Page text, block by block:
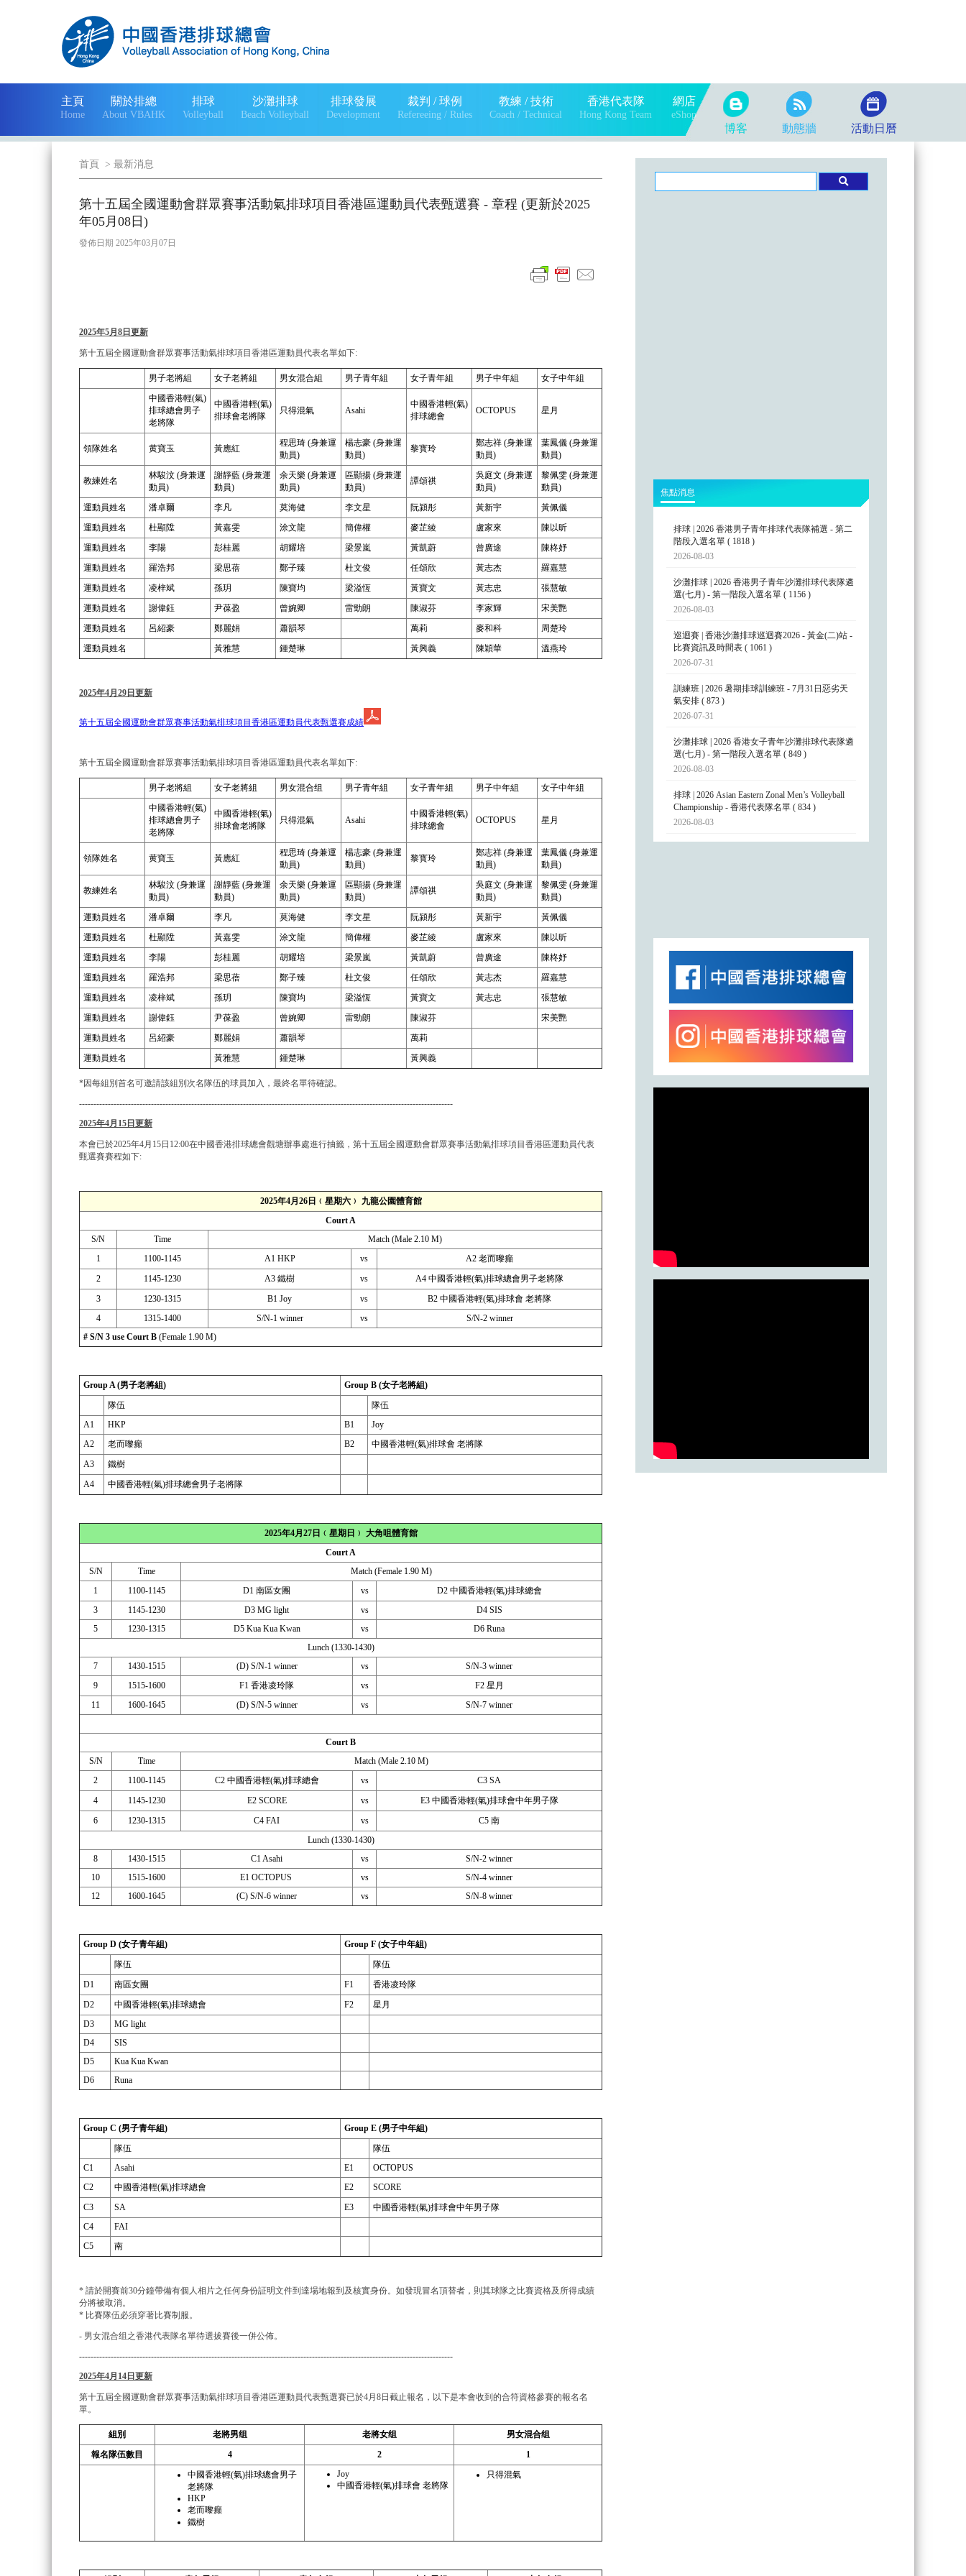
主頁
Home
關於排總
About VBAHK
排球
Volleyball
沙灘排球
Beach Volleyball
排球發展
Development
裁判 / 球例
Refereeing / Rules
教練 / 技術
Coach / Technical
香港代表隊
Hong Kong Team
網店
eShop
博客 動態牆 活動日曆
首頁 > 最新消息
第十五屆全國運動會群眾賽事活動氣排球項目香港區運動員代表甄選賽 - 章程 (更新於2025
年05月08日)
發佈日期 2025年03月07日
2025年5月8日更新
第十五屆全國運動會群眾賽事活動氣排球項目香港區運動員代表名單如下:
男子老將組 女子老將組 男女混合組 男子青年組 女子青年組 男子中年組
女子中年組
中國香港輕(氣)
排球總會男子
老將隊
中國香港輕(氣)
排球會老將隊
只得混氣 Asahi
中國香港輕(氣)
排球總會
OCTOPUS 星月
領隊姓名 黄寶玉 黃應紅
程思琦 (身兼運
動員)
楊志豪 (身兼運
動員)
黎寳玲
鄭志祥 (身兼運
動員)
葉鳳儀 (身兼運
動員)
教練姓名
林駿汶 (身兼運
動員)
謝靜藍 (身兼運
動員)
余天樂 (身兼運
動員)
區顯揚 (身兼運
動員)
譚頌祺
吳庭文 (身兼運
動員)
黎佩雯 (身兼運
動員)
運動員姓名
潘卓爾 李凡 莫海健 李文星 阮潁彤 黃新宇
黃佩儀
運動員姓名
杜顯陞 黃嘉雯 涂文龍 簡偉權 麥芷綾 盧家來
陳以昕
運動員姓名
李陽 彭桂麗 胡耀培 梁景嵐 黃凱蔚 曾廣途
陳柊妤
運動員姓名
羅浩邦 梁思蓓 鄭子臻 杜文俊 任頌欣 黃志杰
羅嘉慧
運動員姓名
凌梓斌 孫玥 陳寶均 梁溢恆 黃寶文 黃志忠
張慧敏
運動員姓名
謝偉鈺 尹葆盈 曾婉卿 雷勁朗 陳淑芬 李家輝
宋美艷
運動員姓名
呂紹豪 鄭麗娟 蕭韻琴 萬莉 麥和科
周楚玲
運動員姓名
黃雅慧 鍾楚琳 黃興義 陳穎華 溫燕玲
2025年4月29日更新
第十五屆全國運動會群眾賽事活動氣排球項目香港區運動員代表甄選賽成績
第十五屆全國運動會群眾賽事活動氣排球項目香港區運動員代表名單如下:
男子老將組 女子老將組 男女混合组 男子青年組 女子青年組 男子中年組
女子中年組
中國香港輕(氣)
排球總會男子
老將隊
中國香港輕(氣)
排球會老將隊
只得混氣 Asahi
中國香港輕(氣)
排球總會
OCTOPUS 星月
領隊姓名 黄寶玉 黃應紅
程思琦 (身兼運
動員)
楊志豪 (身兼運
動員)
黎寳玲
鄭志祥 (身兼運
動員)
葉鳳儀 (身兼運
動員)
教練姓名
林駿汶 (身兼運
動員)
謝靜藍 (身兼運
動員)
余天樂 (身兼運
動員)
區顯揚 (身兼運
動員)
譚頌祺
吳庭文 (身兼運
動員)
黎佩雯 (身兼運
動員)
運動員姓名
潘卓爾 李凡 莫海健 李文星 阮潁彤 黃新宇
黃佩儀
運動員姓名
杜顯陞 黃嘉雯 涂文龍 簡偉權 麥芷綾 盧家來
陳以昕
運動員姓名
李陽 彭桂麗 胡耀培 梁景嵐 黃凱蔚 曾廣途
陳柊妤
運動員姓名
羅浩邦 梁思蓓 鄭子臻 杜文俊 任頌欣 黃志杰
羅嘉慧
運動員姓名
凌梓斌 孫玥 陳寶均 梁溢恆 黃寶文 黃志忠
張慧敏
運動員姓名
謝偉鈺 尹葆盈 曾婉卿 雷勁朗 陳淑芬
宋美艷
運動員姓名
呂紹豪 鄭麗娟 蕭韻琴
萬莉
運動員姓名
黃雅慧 鍾楚琳 黃興義
*因每組別首名可邀請該組別次名隊伍的球員加入，最終名單待確認。
----------------------------------------------------------------------------------------------------------------------------------
2025年4月15日更新
本會已於2025年4月15日12:00在中國香港排球總會觀塘辦事處進行抽籤，第十五屆全國運動會群眾賽事活動氣排球項目香港區運動員代表
甄選賽賽程如下:
2025年4月26日﹙星期六﹚ 九龍公園體育館
Court A
S/N
Time
Match (Male 2.10 M)
1
1100-1145 A1 HKP vs
A2 老而嚟癲
2
1145-1230 A3 鐵樹 vs
A4 中國香港輕(氣)排球總會男子老將隊
3
1230-1315 B1 Joy vs
B2 中國香港輕(氣)排球會 老將隊
4
1315-1400 S/N-1 winner vs
S/N-2 winner
# S/N 3 use Court B (Female 1.90 M)
Group A (男子老將組)
Group B (女子老將組)
隊伍
隊伍
A1
HKP B1
Joy
A2
老而嚟癲 B2
中國香港輕(氣)排球會 老將隊
A3
鐵樹
A4
中國香港輕(氣)排球總會男子老將隊
2025年4月27日﹙星期日﹚ 大角咀體育館
Court A
S/N
Time
Match (Female 1.90 M)
1
1100-1145 D1 南區女團 vs
D2 中國香港輕(氣)排球總會
3
1145-1230 D3 MG light vs
D4 SIS
5
1230-1315 D5 Kua Kua Kwan vs
D6 Runa
Lunch (1330-1430)
7
1430-1515 (D) S/N-1 winner vs
S/N-3 winner
9
1515-1600 F1 香港凌玲隊 vs
F2 星月
11
1600-1645 (D) S/N-5 winner vs S/N-7 winner
Court B
S/N
Time
Match (Male 2.10 M)
2
1100-1145 C2 中國香港輕(氣)排球總會 vs
C3 SA
4
1145-1230 E2 SCORE vs
E3 中國香港輕(氣)排球會中年男子隊
6
1230-1315 C4 FAI vs
C5 南
Lunch (1330-1430)
8
1430-1515 C1 Asahi vs
S/N-2 winner
10
1515-1600 E1 OCTOPUS vs
S/N-4 winner
12
1600-1645 (C) S/N-6 winner vs S/N-8 winner
Group D (女子青年組)
Group F (女子中年組)
隊伍
隊伍
D1
南區女團 F1
香港凌玲隊
D2
中國香港輕(氣)排球總會 F2
星月
D3
MG light
D4
SIS
D5
Kua Kua Kwan
D6
Runa
Group C (男子青年組)
Group E (男子中年組)
隊伍
隊伍
C1
Asahi E1
OCTOPUS
C2
中國香港輕(氣)排球總會 E2
SCORE
C3
SA E3
中國香港輕(氣)排球會中年男子隊
C4
FAI
C5
南
* 請於開賽前30分鐘帶備有個人相片之任何身份証明文件到達場地報到及核實身份。如發現冒名頂替者，則其球隊之比賽資格及所得成績
分將被取消。
* 比賽隊伍必須穿著比賽制服。
- 男女混合组之香港代表隊名單待選拔賽後一併公佈。
----------------------------------------------------------------------------------------------------------------------------------
2025年4月14 日更新
第十五屆全國運動會群眾賽事活動氣排球項目香港區運動員代表甄選賽已於4月8日截止報名，以下是本會收到的合符資格參賽的報名名
單。
組別 老將男组 老將女组
男女混合组
報名隊伍數目
4 2
1
中國香港輕(氣)排球總會男子
老將隊
HKP
老而嚟癲
鐵樹
Joy
中國香港輕(氣)排球會 老將隊
只得混氣
焦點消息
排球 | 2026 香港男子青年排球代表隊補選 - 第二
階段入選名單 ( 1818 )
2026-08-03
沙灘排球 | 2026 香港男子青年沙灘排球代表隊遴
選(七月) - 第一階段入選名單 ( 1156 )
2026-08-03
巡迴賽 | 香港沙灘排球巡迴賽2026 - 黃金(二)站 -
比賽資訊及時間表 ( 1061 )
2026-07-31
訓練班 | 2026 暑期排球訓練班 - 7月31日惡劣天
氣安排 ( 873 )
2026-07-31
沙灘排球 | 2026 香港女子青年沙灘排球代表隊遴
選(七月) - 第一階段入選名單 ( 849 )
2026-08-03
排球 | 2026 Asian Eastern Zonal Men’s Volleyball
Championship - 香港代表隊名單 ( 834 )
2026-08-03